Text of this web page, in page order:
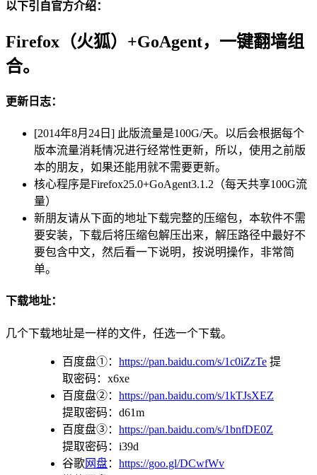
以下引自官方介绍：
Firefox（火狐）+GoAgent，一键翻墙组
合。
更新日志：
[2014年8月24日] 此版流量是100G/天。以后会根据每个
版本流量消耗情况进行经常性更新，所以，使用之前版
本的朋友，如果还能用就不需要更新。
核心程序是Firefox25.0+GoAgent3.1.2（每天共享100G流
量）
新朋友请从下面的地址下载完整的压缩包，本软件不需
要安装，下载后将压缩包解压出来，解压路径中最好不
要包含中文，然后看一下说明，按说明操作，非常简
单。
下载地址：
几个下载地址是一样的文件，任选一个下载。
百度盘①： https://pan.baidu.com/s/1c0iZzTe 提
取密码：x6xe
百度盘②： https://pan.baidu.com/s/1kTJsXEZ
提取密码：d61m
百度盘③： https://pan.baidu.com/s/1bnfDE0Z
提取密码：i39d
谷歌网盘： https://goo.gl/DCwfWv